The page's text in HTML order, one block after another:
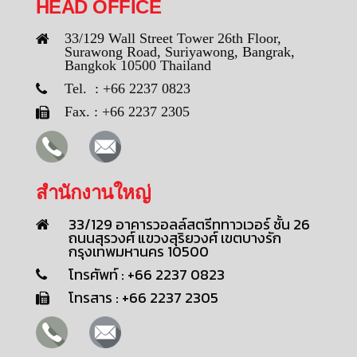
HEAD OFFICE
33/129 Wall Street Tower 26th Floor,
Surawong Road, Suriyawong, Bangrak,
Bangkok 10500 Thailand
Tel. : +66 2237 0823
Fax. : +66 2237 2305
สำนักงานใหญ่
33/129 อาคารวอลล์สตรีททาวเวอร์ ชั้น 26
ถนนสุรวงศ์ แขวงสุริยวงศ์ เขตบางรัก
กรุงเทพมหานคร 10500
โทรศัพท์ : +66 2237 0823
โทรสาร : +66 2237 2305